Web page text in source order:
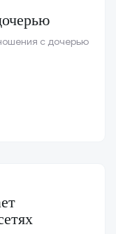
с дочерью